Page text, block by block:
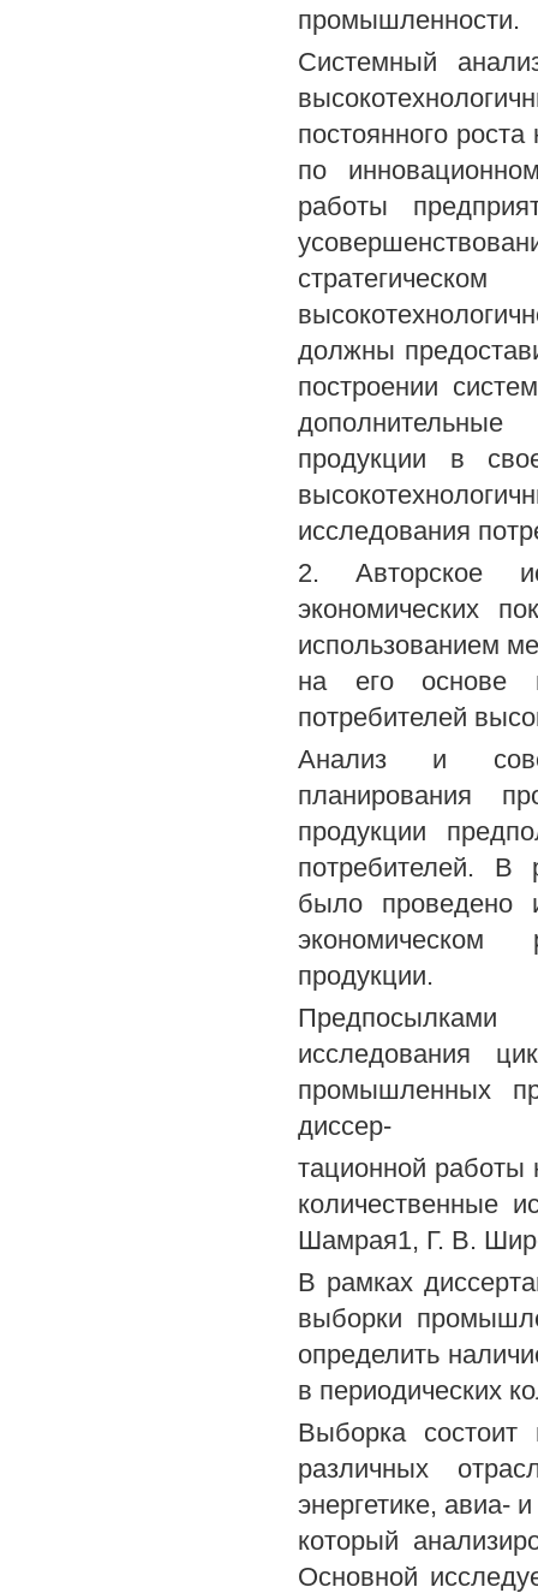
промышленности.
Системный
постоянного
по
работы
должны
построении
дополнительные
продукции в
исследования
2. Авторское
экономических
использованием
на его основе
потребителей
Анализ и
планирования
продукции
потребителей. В
было проведено
экономическом
продукции.
исследования
промышленных
диссер-
тационной работы
количественные
Шамрая1, Г. В.
В рамках
выборки
определить
в периодических
Выборка
различных
энергетике, авиа-
который
Основной